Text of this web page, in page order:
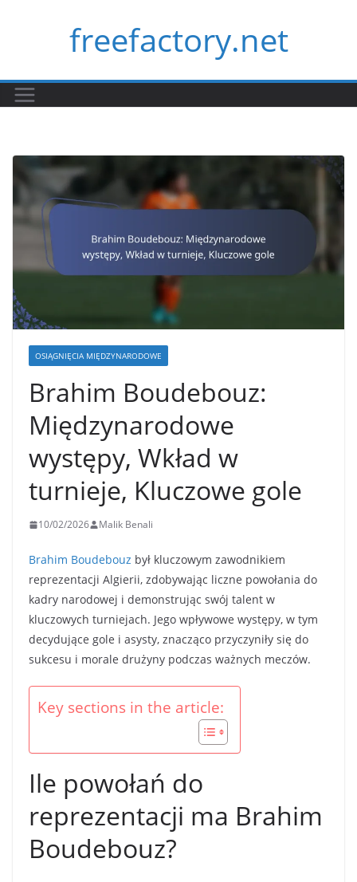
freefactory.net
OSIĄGNIĘCIA MIĘDZYNARODOWE
Brahim Boudebouz:
Międzynarodowe
występy, Wkład w
turnieje, Kluczowe gole
10/02/2026 Malik Benali
Brahim Boudebouz był kluczowym zawodnikiem
reprezentacji Algierii, zdobywając liczne powołania do
kadry narodowej i demonstrując swój talent w
kluczowych turniejach. Jego wpływowe występy, w tym
decydujące gole i asysty, znacząco przyczyniły się do
sukcesu i morale drużyny podczas ważnych meczów.
Key sections in the article:
Ile powołań do
reprezentacji ma Brahim
Boudebouz?